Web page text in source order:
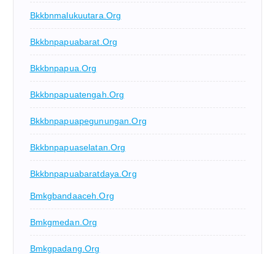
Bkkbnmalukuutara.org
Bkkbnpapuabarat.org
Bkkbnpapua.org
Bkkbnpapuatengah.org
Bkkbnpapuapegunungan.org
Bkkbnpapuaselatan.org
Bkkbnpapuabaratdaya.org
Bmkgbandaaceh.org
Bmkgmedan.org
Bmkgpadang.org